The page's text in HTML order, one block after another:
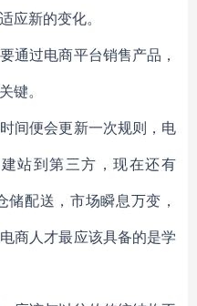
应新的变化。
通过电商平台销售产品，
键。
间便会更新一次规则，电
站到第三方，现在还有
配送，市场瞬息万变，
商人才最应该具备的是学